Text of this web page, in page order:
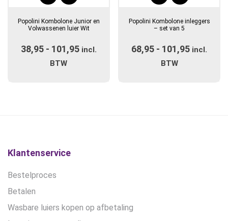
heeft
variaties.
Deze
productpagina
Popolini Kombolone Junior en
Volwassenen luier Wit
38,95 - 101,95Prijsklasse:
incl.
BTW
heeft
variaties.
Deze
Popolini Kombolone inleggers
– set van 5
68,95 - 101,95 incl.
BTW
Klantenservice
Bestelproces
Betalen
Wasbare luiers kopen op afbetaling